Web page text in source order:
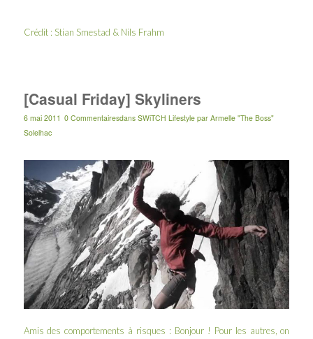
Crédit : Stian Smestad & Nils Frahm
[Casual Friday] Skyliners
6 mai 2011 0 Commentairesdans SWiTCH Lifestyle par Armelle "The Boss"
Solelhac
Amis des comportements à risques : Bonjour ! Pour les autres, on